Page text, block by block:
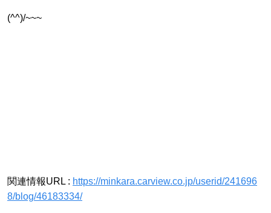
(^^)/~~~
関連情報URL : https://minkara.carview.co.jp/userid/241696
8/blog/46183334/